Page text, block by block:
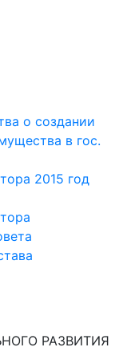
о создании
в гос.
2015 год
РАЗВИТИЯ